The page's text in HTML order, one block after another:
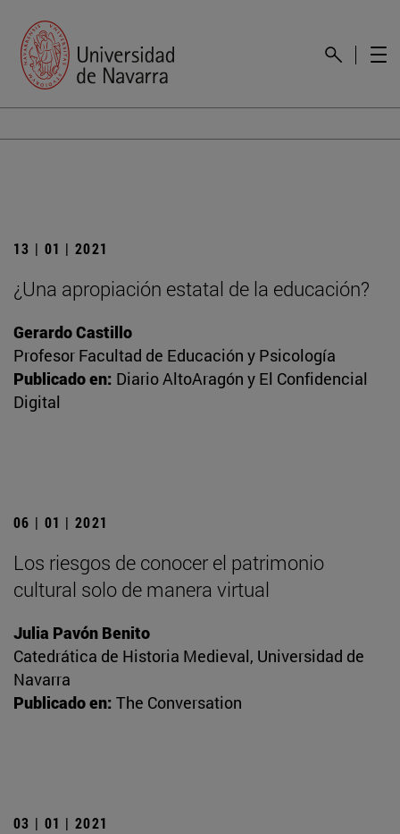
13 | 01 | 2021
¿Una apropiación estatal de la educación?
Gerardo Castillo
Profesor Facultad de Educación y Psicología
Publicado en: Diario AltoAragón y El Confidencial
Digital
06 | 01 | 2021
Los riesgos de conocer el patrimonio
cultural solo de manera virtual
Julia Pavón Benito
Catedrática de Historia Medieval, Universidad de
Navarra
Publicado en: The Conversation
03 | 01 | 2021